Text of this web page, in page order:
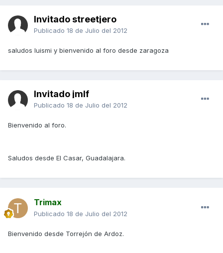
Invitado streetjero
Publicado 18 de Julio del 2012
saludos luismi y bienvenido al foro desde zaragoza
Invitado jmlf
Publicado 18 de Julio del 2012
Bienvenido al foro.
Saludos desde El Casar, Guadalajara.
Trimax
Publicado 18 de Julio del 2012
Bienvenido desde Torrejón de Ardoz.